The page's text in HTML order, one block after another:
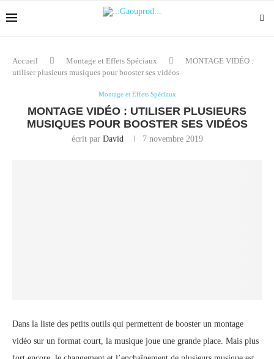
Accueil Montage et Effets Spéciaux
MONTAGE VIDÉO :
utiliser plusieurs musiques pour booster ses vidéos
Montage et Effets Spéciaux
MONTAGE VIDÉO : UTILISER PLUSIEURS
MUSIQUES POUR BOOSTER SES VIDÉOS
écrit par David 7 novembre 2019
Dans la liste des petits outils qui permettent de booster un montage
vidéo sur un format court, la musique joue une grande place. Mais plus